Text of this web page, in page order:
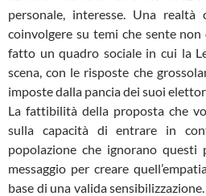
personale, interesse. Una
coinvolgere su temi che sente
fatto un quadro sociale in cui la
scena, con le risposte che
imposte dalla pancia dei suoi
La fattibilità della proposta che
sulla capacità di entrare in
popolazione che ignorano
messaggio per creare
base di una valida